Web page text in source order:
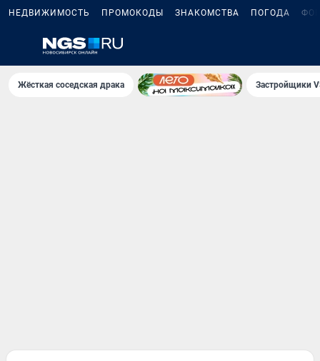
НЕДВИЖИМОСТЬ ПРОМОКОДЫ ЗНАКОМСТВА ПОГОДА
Жёсткая соседская драка Застройщики